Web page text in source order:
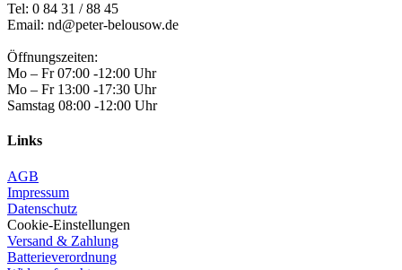
Tel: 0 84 31 / 88 45
Email: nd@peter-belousow.de
Öffnungszeiten:
Mo – Fr 07:00 -12:00 Uhr
Mo – Fr 13:00 -17:30 Uhr
Samstag 08:00 -12:00 Uhr
Links
AGB
Impressum
Datenschutz
Cookie-Einstellungen
Versand & Zahlung
Batterieverordnung